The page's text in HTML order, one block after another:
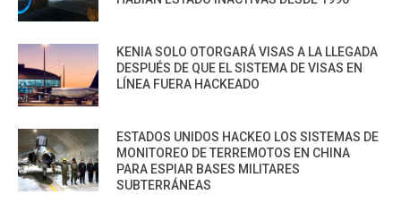
KENIA SOLO OTORGARÁ VISAS A LA LLEGADA
DESPUÉS DE QUE EL SISTEMA DE VISAS EN
LÍNEA FUERA HACKEADO
ESTADOS UNIDOS HACKEO LOS SISTEMAS DE
MONITOREO DE TERREMOTOS EN CHINA
PARA ESPIAR BASES MILITARES
SUBTERRÁNEAS